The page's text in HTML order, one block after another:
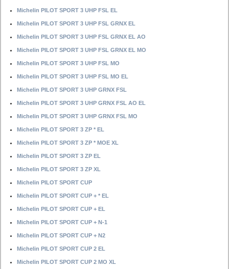
Michelin PILOT SPORT 3 UHP FSL EL
Michelin PILOT SPORT 3 UHP FSL GRNX EL
Michelin PILOT SPORT 3 UHP FSL GRNX EL AO
Michelin PILOT SPORT 3 UHP FSL GRNX EL MO
Michelin PILOT SPORT 3 UHP FSL MO
Michelin PILOT SPORT 3 UHP FSL MO EL
Michelin PILOT SPORT 3 UHP GRNX FSL
Michelin PILOT SPORT 3 UHP GRNX FSL AO EL
Michelin PILOT SPORT 3 UHP GRNX FSL MO
Michelin PILOT SPORT 3 ZP * EL
Michelin PILOT SPORT 3 ZP * MOE XL
Michelin PILOT SPORT 3 ZP EL
Michelin PILOT SPORT 3 ZP XL
Michelin PILOT SPORT CUP
Michelin PILOT SPORT CUP + * EL
Michelin PILOT SPORT CUP + EL
Michelin PILOT SPORT CUP + N-1
Michelin PILOT SPORT CUP + N2
Michelin PILOT SPORT CUP 2 EL
Michelin PILOT SPORT CUP 2 MO XL